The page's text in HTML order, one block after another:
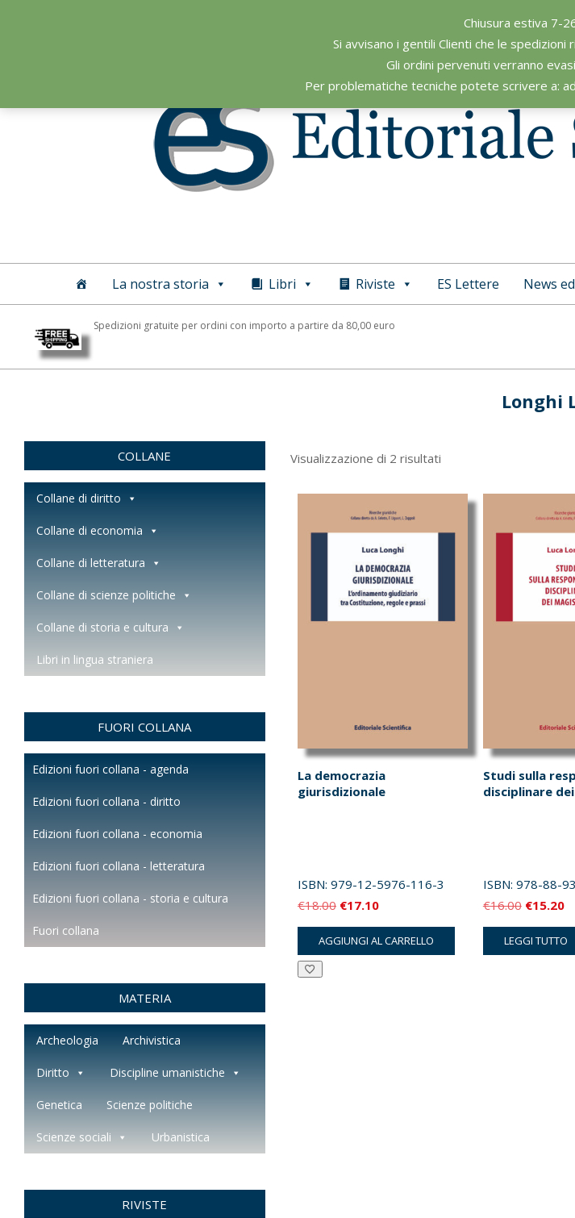
Chiusura estiva 7-
Si avvisano i gentili Clienti che le
Gli ordini pervenuti verranno
Per problematiche tecniche potete scrivere a:
Editoriale
Scientifica
La nostra storia Libri Riviste ES Lettere News
Spedizioni gratuite per ordini con importo a partire da 80,00 euro
Longhi
Visualizzazione di 2 risultatiOrdina
base
La democrazia
giurisdizionale
ISBN:979-12-5976-116-3
€18.00 Il
prezzo
originale
€17.10Il
prezzo
attuale
AGGIUNGI AL CARRELLO
Studi sulla
disciplinare
ISBN: 978-88-
€16.00 Il
prezzo
originale
€15.20Il
LEGGI TUTTO
COLLANE
Collane di diritto
Collane di economia
Collane di letteratura
Collane di scienze politiche
Collane di storia e cultura
Libri in lingua straniera
FUORI COLLANA
Edizioni fuori collana - agenda
Edizioni fuori collana - diritto
Edizioni fuori collana - economia
Edizioni fuori collana - letteratura
Edizioni fuori collana - storia e cultura
Fuori collana
MATERIA
Archeologia Archivistica
Diritto Discipline umanistiche
Genetica Scienze politiche
Scienze sociali Urbanistica
RIVISTE